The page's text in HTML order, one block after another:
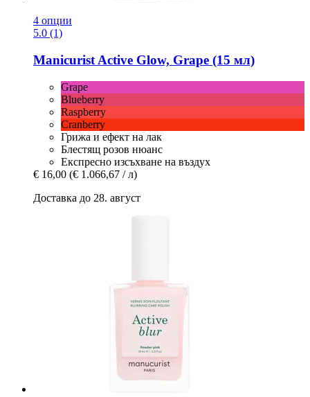
4 опции
5.0 (1)
Manicurist Active Glow, Grape (15 мл)
Grape
Blueberry
Raspberry
Cranberry
Грижа и ефект на лак
Блестящ розов нюанс
Експресно изсъхване на въздух
€ 16,00 (€ 1.066,67 / л)
Доставка до 28. август